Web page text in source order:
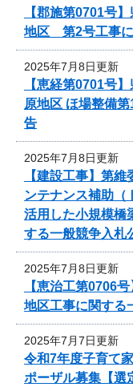
【郡施第0701号
地区 第2号工事に
2025年7月8日更新
【恵経第0701号
原地区 ほ場整備
告
2025年7月8日更新
【建設工事】第
ンテナンス補助（
活用した小規模橋
する一般競争入札
2025年7月8日更新
【恵治工第0706
地区工事に関する
2025年7月7日更新
令和7年度子育て
ポーザル募集【選